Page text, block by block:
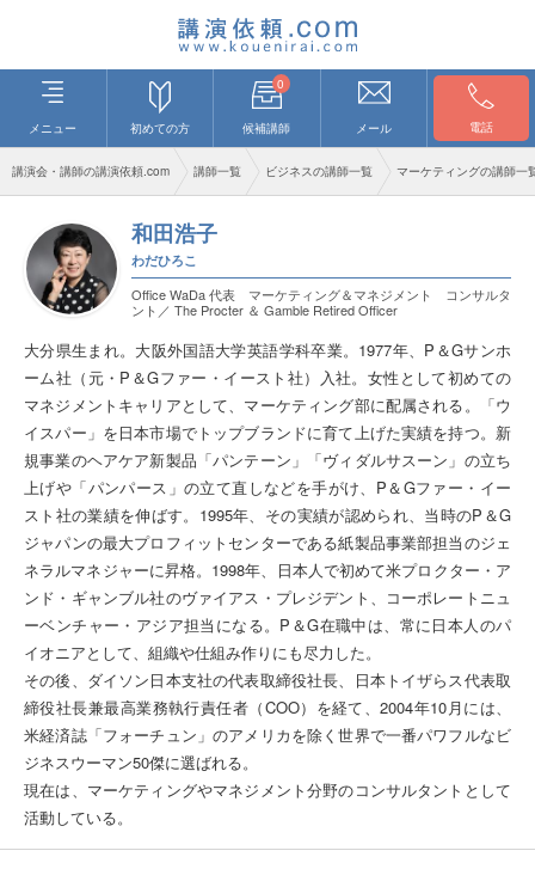
メニュー 初めての方
0
候補講師 メール 電話
講演会・講師の講演依頼.com 講師一覧 ビジネスの講師一覧 マーケティングの講師一
和田浩子
わだひろこ
Office WaDa 代表 マーケティング＆マネジメント コンサルタ
ント／ The Procter ＆ Gamble Retired Officer
大分県生まれ。大阪外国語大学英語学科卒業。1977年、P＆Gサンホ
ーム社（元・P＆Gファー・イースト社）入社。女性として初めての
マネジメントキャリアとして、マーケティング部に配属される。「ウ
イスパー」を日本市場でトップブランドに育て上げた実績を持つ。新
規事業のヘアケア新製品「パンテーン」「ヴィダルサスーン」の立ち
上げや「パンパース」の立て直しなどを手がけ、P＆Gファー・イー
スト社の業績を伸ばす。1995年、その実績が認められ、当時のP＆G
ジャパンの最大プロフィットセンターである紙製品事業部担当のジェ
ネラルマネジャーに昇格。1998年、日本人で初めて米プロクター・ア
ンド・ギャンブル社のヴァイアス・プレジデント、コーポレートニュ
ーベンチャー・アジア担当になる。P＆G在職中は、常に日本人のパ
イオニアとして、組織や仕組み作りにも尽力した。
その後、ダイソン日本支社の代表取締役社長、日本トイザらス代表取
締役社長兼最高業務執行責任者（COO）を経て、2004年10月には、
米経済誌「フォーチュン」のアメリカを除く世界で一番パワフルなビ
ジネスウーマン50傑に選ばれる。
現在は、マーケティングやマネジメント分野のコンサルタントとして
活動している。